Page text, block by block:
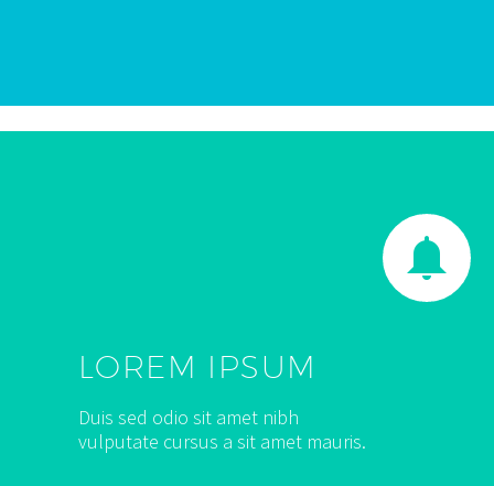


LOREM IPSUM
Duis sed odio sit amet nibh
vulputate cursus a sit amet mauris.